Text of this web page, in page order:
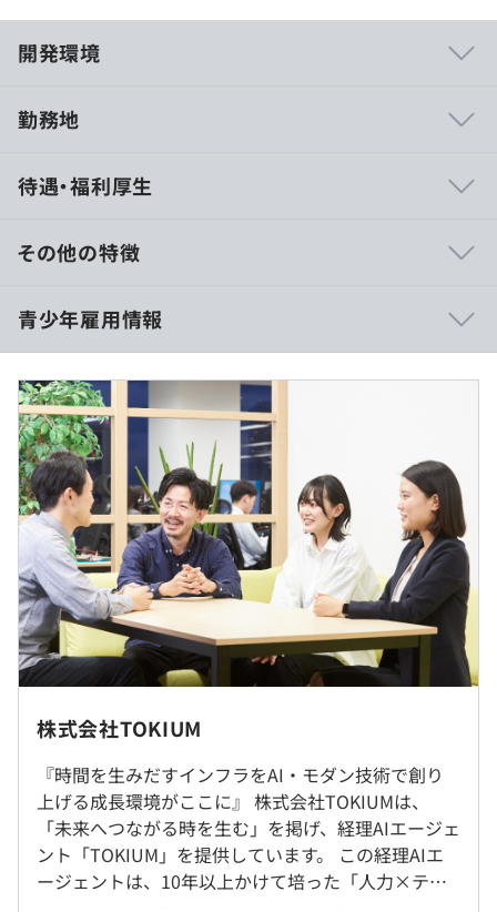
開発環境
り、プロダクトマネジャーやビジネスサイドと協同して業
の設計づくりに生かし、仕様を決定することにより、プロ
ダクト完成後の維持のしやすさ、バグの少なさなどにつな
また、お客様の生の声をMeetUPという会にて聞くことが
でき、お客様とかなり近い距離にて業務をおこなうことが
できます。これにより、自分たちが作ったサービスがにお
けるお客様への貢献を、肌身に染みて感じることができま
す。
創業者にCTOがいることもTOKIUMにて開発を進めるうえ
での魅力です。経営層がエンジニアリングに理解があるこ
とにより、エンジニアが尊重される風土が育っています。
この雰囲気により、エンジニア自身もお客様に貢献したい
という気持ちを持っている人が多くなっています。
個人のスキルアップの支援にも力を入れています。一万円
の技術本にも承認が下りる書籍購入補助や、勉強会・カン
ファレンスへの参加費補助、新たに取得した資格には祝い
金がでることもあります。
株式会社TOKIUMは、より良い世界を志す人の「未来へつ
ながる時を生む」を志に、企業の支出にまつわる情報を一
勤務地
受動喫煙防止措置に関する事項
従業員に対する受動喫煙対策：屋内全面禁煙
■大江戸線「築地市場駅」より徒歩3分
■東京メトロ日比谷線・都営地下鉄浅草線「東銀座駅」よ
待遇・福利厚生
休憩時間：60分
平均残業時間：固定残業なし
実施日のみ
インターンのためなし
インターンのためなし
雇用形態により異なります
雇用関係なし
その他の特徴
青少年雇用情報
過去３年間の新卒採用者数・離職者数
前年度 採用者数39人 離職者数0人
2年度前 採用者数18人 離職者数1人
3年度前 採用者数9人 離職者数1人
過去３年間の新卒採用者数の男女別人数
前年度 男性17人 女性21人
2年度前 男性13人 女性5人
3年度前 男性6人 女性3人
研修の有無及び内容
約２か月の新入社員研修
自己啓発支援の有無及びその内容
・開発を支援するAI活用補助制度「AI 100K」（一人当た
り上限10万/月）
・書籍購入費
株式会社TOKIUM
『時間を生みだすインフラをAI・モダン技術で創り
上げる成長環境がここに』 株式会社TOKIUMは、
「未来へつながる時を生む」を掲げ、経理AIエージェ
ント「TOKIUM」を提供しています。 この経理AIエ
ージェントは、10年以上かけて培った「人力×テク